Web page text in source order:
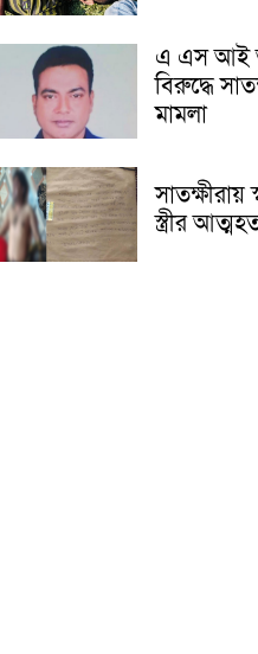
এ এস আই
বিরুদ্ধে
মামলা
সাতক্ষীরায়
স্ত্রীর